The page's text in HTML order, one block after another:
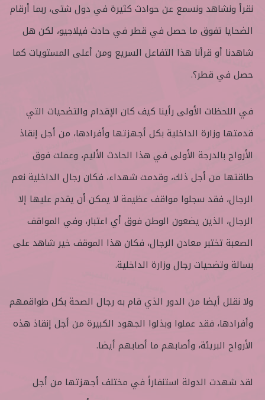
نقرأ ونشاهد ونسمع عن حوادث كثيرة في دول شتى، ربما أرقام
الضحايا تفوق ما حصل في قطر في حادث فيلاجيو، لكن هل
شاهدنا أو قرأنا هذا التفاعل السريع ومن أعلى المستويات كما
حصل في قطر؟.
في اللحظات الأولى رأينا كيف كان الإقدام والتضحيات التي
قدمتها وزارة الداخلية بكل أجهزتها وأفرادها، من أجل إنقاذ
الأرواح بالدرجة الأولى في هذا الحادث الأليم، وعملت فوق
طاقتها من أجل ذلك، وقدمت شهداء، فكان رجال الداخلية نعم
الرجال، فقد سجلوا مواقف عظيمة لا يمكن أن يقدم عليها إلا
الرجال، الذين يضعون الوطن فوق أي اعتبار، وفي المواقف
الصعبة تختبر معادن الرجال، فكان هذا الموقف خير شاهد على
بسالة وتضحيات رجال وزارة الداخلية.
ولا نقلل أيضا من الدور الذي قام به رجال الصحة بكل طواقمهم
وأفرادها، فقد عملوا وبذلوا الجهود الكبيرة من أجل إنقاذ هذه
الأرواح البريئة، وأصابهم ما أصابهم أيضا.
لقد شهدت الدولة استنفاراً في مختلف أجهزتها من أجل